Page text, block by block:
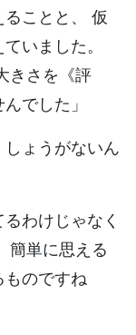
ことと、 仮
いました。
きさを《評
でした」
しょうがないん
わけじゃなく
簡単に思える
のですね